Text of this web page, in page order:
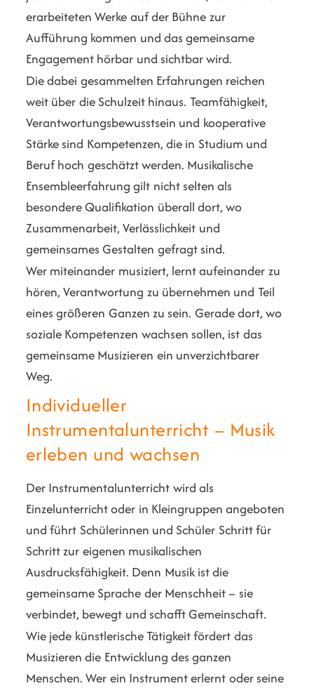
erarbeiteten Werke auf der Bühne zur
Aufführung kommen und das gemeinsame
Engagement hörbar und sichtbar wird.
Die dabei gesammelten Erfahrungen reichen
weit über die Schulzeit hinaus. Teamfähigkeit,
Verantwortungsbewusstsein und kooperative
Stärke sind Kompetenzen, die in Studium und
Beruf hoch geschätzt werden. Musikalische
Ensembleerfahrung gilt nicht selten als
besondere Qualifikation überall dort, wo
Zusammenarbeit, Verlässlichkeit und
gemeinsames Gestalten gefragt sind.
Wer miteinander musiziert, lernt aufeinander zu
hören, Verantwortung zu übernehmen und Teil
eines größeren Ganzen zu sein. Gerade dort, wo
soziale Kompetenzen wachsen sollen, ist das
gemeinsame Musizieren ein unverzichtbarer
Weg.
Individueller
Instrumentalunterricht – Musik
erleben und wachsen
Der Instrumentalunterricht wird als
Einzelunterricht oder in Kleingruppen angeboten
und führt Schülerinnen und Schüler Schritt für
Schritt zur eigenen musikalischen
Ausdrucksfähigkeit. Denn Musik ist die
gemeinsame Sprache der Menschheit – sie
verbindet, bewegt und schafft Gemeinschaft.
Wie jede künstlerische Tätigkeit fördert das
Musizieren die Entwicklung des ganzen
Menschen. Wer ein Instrument erlernt oder seine